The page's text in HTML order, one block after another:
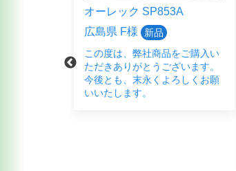
オーレック SP853A
広島県 F様
新品
この度は、弊社商品をご購入い
ただきありがとうございます。
今後とも、末永くよろしくお願
いいたします。